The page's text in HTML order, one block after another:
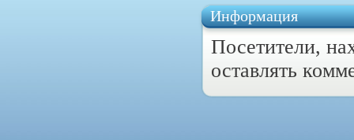
Информация
Посетители,
оставлять